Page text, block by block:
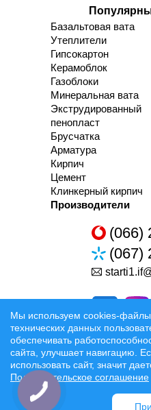
Базальтовая вата
Утеплители
Гипсокартон
Керамоблок
Газоблоки
Минеральная вата
Экструдированный
пенопласт
Брусчатка
Арматура
Кирпич
Цемент
Клинкерный кирпич
Производители
(066)
(067)
Разработка та
Мы используем cookies-файлы
технических данных
обеспечивать
сайта, улучшает навигацию.
использовать сайт, значит
Пользовательское соглашение